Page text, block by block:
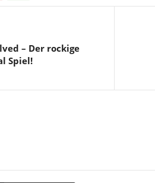
– Der rockige
Spiel!